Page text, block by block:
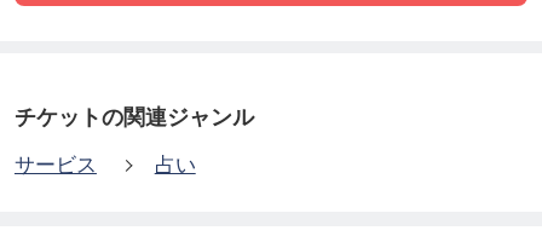
私の特徴としては
🌏青森県に来てから不思議体験目白押し
チケットの関連ジャンル
サービス 占い